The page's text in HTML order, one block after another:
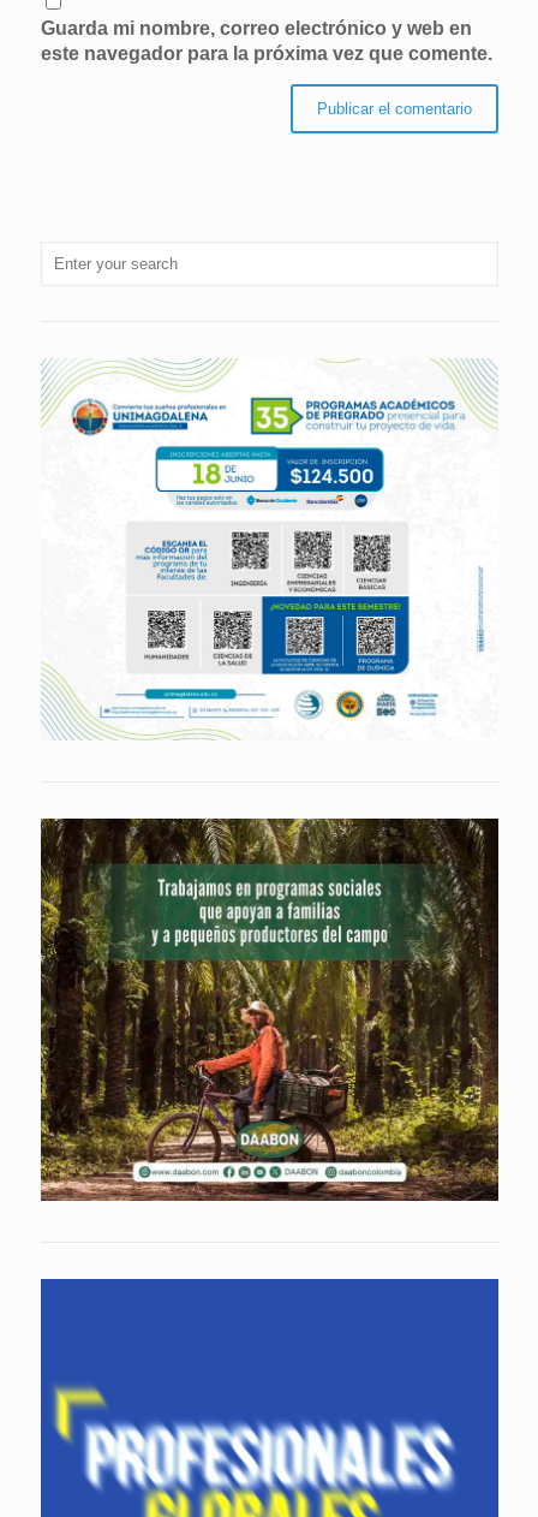
Guarda mi nombre, correo electrónico y web en
este navegador para la próxima vez que comente.